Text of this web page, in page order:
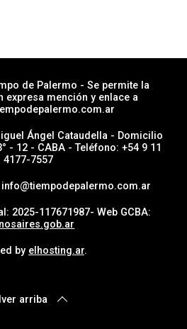
de Palermo - Se permite la
expresa mención y enlace a
Ángel Cataudella - Domicilio
- 12 - CABA - Teléfono: +54 9 11
4177-7557
2025-117671987- Web GCBA:
by elhosting.ar.
arriba